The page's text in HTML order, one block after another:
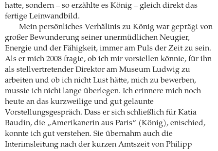
hatte, sondern – so erzählte es König – gleich direkt das
fertige Leinwandbild.
Mein persönliches Verhältnis zu König war geprägt von
großer Bewunderung seiner unermüdlichen Neugier,
Energie und der Fähigkeit, immer am Puls der Zeit zu sein.
Als er mich 2008 fragte, ob ich mir vorstellen könnte, für ihn
als stellvertretender Direktor am Museum Ludwig zu
arbeiten und ob ich nicht Lust hätte, mich zu bewerben,
musste ich nicht lange überlegen. Ich erinnere mich noch
heute an das kurzweilige und gut gelaunte
Vorstellungsgespräch. Dass er sich schließlich für Katia
Baudin, die „Amerikanerin aus Paris“ (König), entschied,
konnte ich gut verstehen. Sie übernahm auch die
Interimsleitung nach der kurzen Amtszeit von Philipp